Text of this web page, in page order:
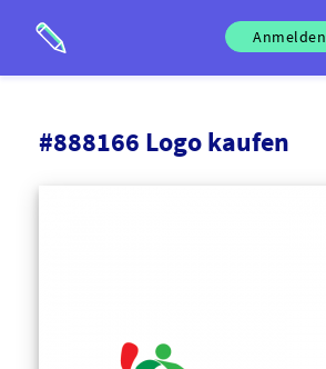
Anmelden
#888166 Logo kaufen